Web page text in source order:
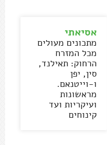
אסיאתי
מתכונים מעולים
מכל המזרח
הרחוק: תאילנד,
סין, יפן
ו-וייטנאם.
מראשונות
ועיקריות ועד
קינוחים